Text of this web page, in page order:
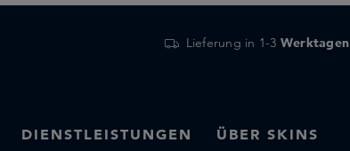
Lieferung in 1-3 Werktagen
DIENSTLEISTUNGEN ÜBER SKINS